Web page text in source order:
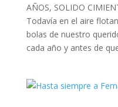
AÑOS, SOLIDO
Todavía en el aire
bolas de nuestro
cada año y antes de